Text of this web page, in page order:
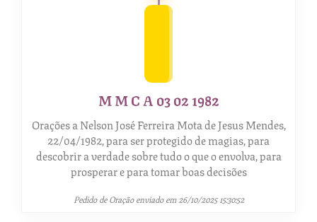
M M C A 03 02 1982
Orações a Nelson José Ferreira Mota de Jesus Mendes,
22/04/1982, para ser protegido de magias, para
descobrir a verdade sobre tudo o que o envolva, para
prosperar e para tomar boas decisões
Pedido de Oração enviado em 26/10/2025 15:30:52